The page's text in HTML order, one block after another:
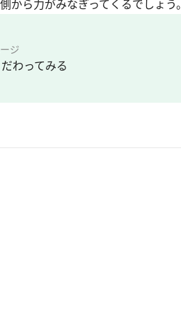
ら力がみなぎってくるでしょう。
ジ
わってみる